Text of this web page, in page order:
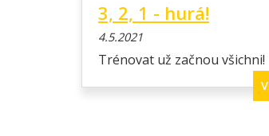
3, 2, 1 - hurá!
4.5.2021
Trénovat už začnou všichni!